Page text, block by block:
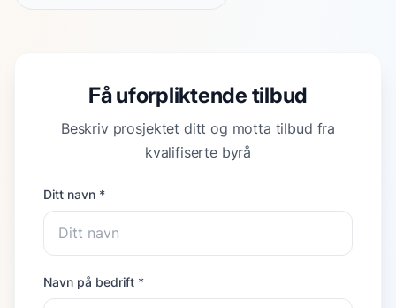
Få uforpliktende tilbud
Beskriv prosjektet ditt og motta tilbud fra
kvalifiserte byrå
Ditt navn *
Navn på bedrift *